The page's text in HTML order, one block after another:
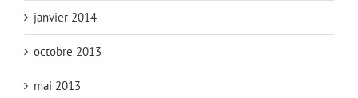
janvier 2014
octobre 2013
mai 2013